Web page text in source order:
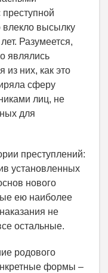
влекло высылку
Разумеется,
являлись
из них, как это
сферу
лиц, не
для
преступлений:
установленных
нового
ею наиболее
не
остальные.
родового
формы –